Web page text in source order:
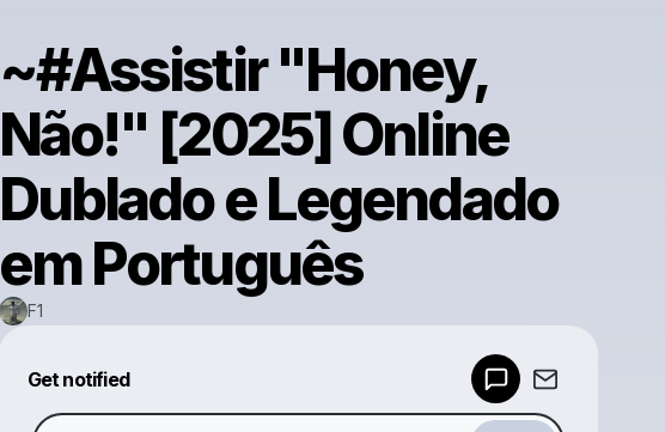
~#Assistir "Honey,
Não!" [2025] Online
Dublado e Legendado
em Português
F1
Get notified